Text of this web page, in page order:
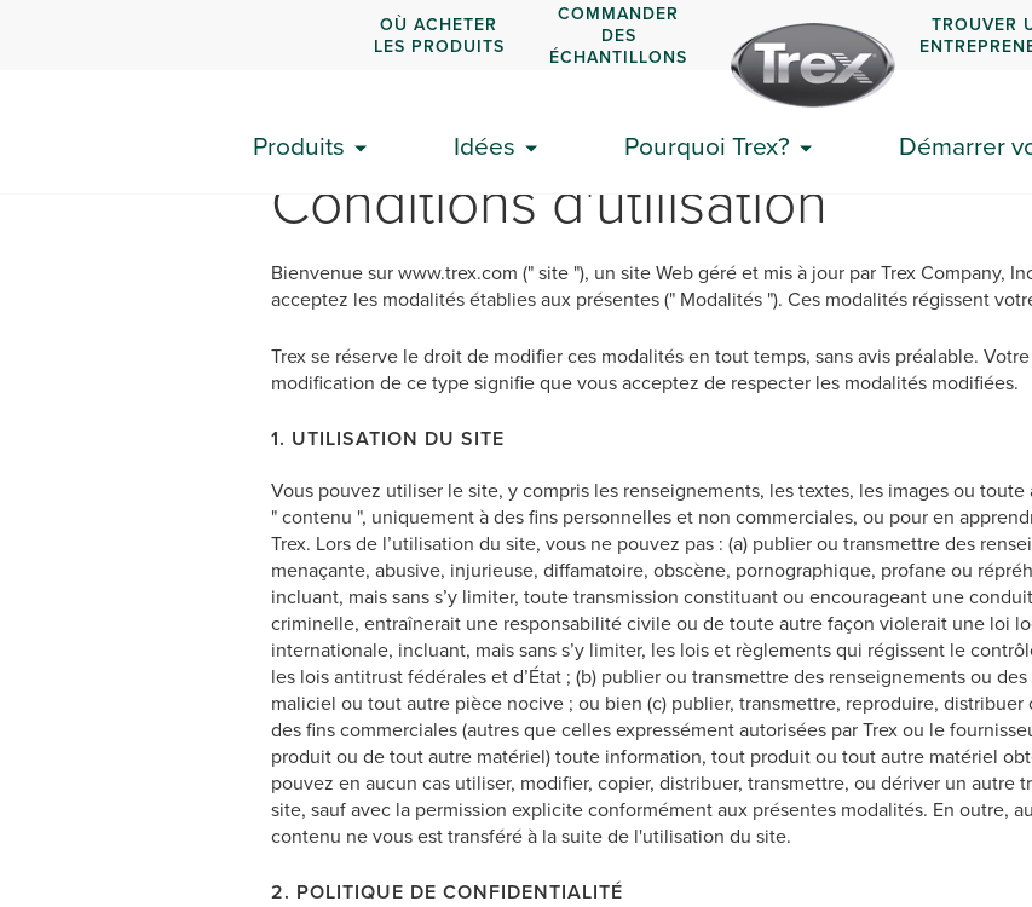
OÙ ACHETER
LES PRODUITS
COMMANDER
DES
ÉCHANTILLONS
TROUVER
Produits Idées Pourquoi Trex? Démarrer
Conditions d'utilisation
Bienvenue sur www.trex.com (" site "), un site Web géré et mis à jour par Trex Company,
acceptez les modalités établies aux présentes (" Modalités "). Ces modalités régissent
Trex se réserve le droit de modifier ces modalités en tout temps, sans avis préalable.
modification de ce type signifie que vous acceptez de respecter les modalités modifiées.
1. UTILISATION DU SITE
Vous pouvez utiliser le site, y compris les renseignements, les textes, les images ou
" contenu ", uniquement à des fins personnelles et non commerciales, ou pour en
Trex. Lors de l’utilisation du site, vous ne pouvez pas : (a) publier ou transmettre des
menaçante, abusive, injurieuse, diffamatoire, obscène, pornographique, profane ou
incluant, mais sans s’y limiter, toute transmission constituant ou encourageant une
criminelle, entraînerait une responsabilité civile ou de toute autre façon violerait une loi
internationale, incluant, mais sans s’y limiter, les lois et règlements qui régissent le
les lois antitrust fédérales et d’État ; (b) publier ou transmettre des renseignements ou
maliciel ou tout autre pièce nocive ; ou bien (c) publier, transmettre, reproduire,
des fins commerciales (autres que celles expressément autorisées par Trex ou le
produit ou de tout autre matériel) toute information, tout produit ou tout autre matériel
pouvez en aucun cas utiliser, modifier, copier, distribuer, transmettre, ou dériver un autre
site, sauf avec la permission explicite conformément aux présentes modalités. En outre,
contenu ne vous est transféré à la suite de l'utilisation du site.
2. POLITIQUE DE CONFIDENTIALITÉ